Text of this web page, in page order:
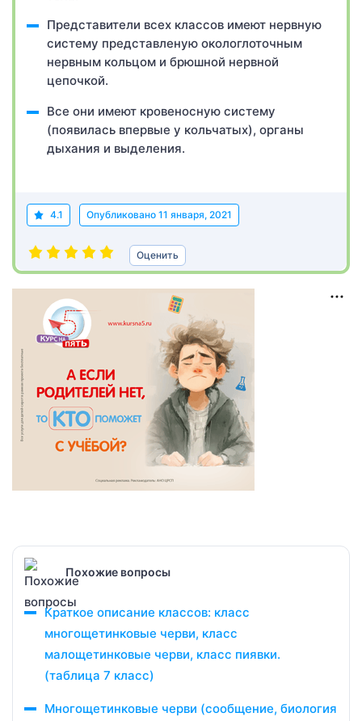
Представители всех классов имеют нервную
систему представленую окологлоточным
нервным кольцом и брюшной нервной
цепочкой.
Все они имеют кровеносную систему
(появилась впервые у кольчатых), органы
дыхания и выделения.
4.1 Опубликовано 11 января, 2021
Оценить
Похожие вопросы
Краткое описание классов: класс
многощетинковые черви, класс
малощетинковые черви, класс пиявки.
(таблица 7 класс)
Многощетинковые черви (сообщение, биология